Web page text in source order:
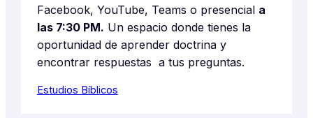
Facebook, YouTube, Teams o presencial a
las 7:30 PM. Un espacio donde tienes la
oportunidad de aprender doctrina y
encontrar respuestas a tus preguntas.
Estudios Bíblicos